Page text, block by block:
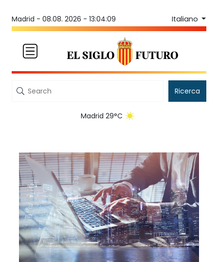
Madrid - 08.08. 2026 - 13:04:09 Italiano
Ricerca
Madrid 29°C